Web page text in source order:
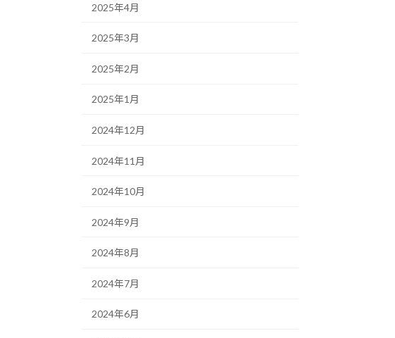
2025年4月
2025年3月
2025年2月
2025年1月
2024年12月
2024年11月
2024年10月
2024年9月
2024年8月
2024年7月
2024年6月